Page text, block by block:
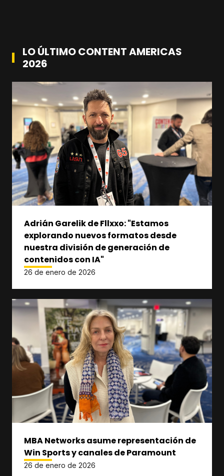
LO ÚLTIMO CONTENT AMERICAS
2026
Adrián Garelik de Fllxxo: "Estamos
explorando nuevos formatos desde
nuestra división de generación de
contenidos con IA"
26 de enero de 2026
MBA Networks asume representación de
Win Sports y canales de Paramount
26 de enero de 2026